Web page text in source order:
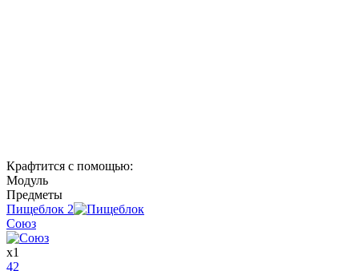
Крафтится с помощью:
Модуль
Предметы
Пищеблок 2
Союз
x1
42